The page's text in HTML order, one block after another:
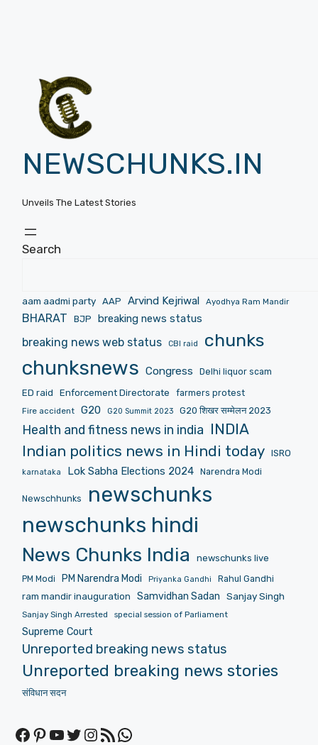
NEWSCHUNKS.IN
Unveils The Latest Stories
Search
aam aadmi party AAP Arvind Kejriwal Ayodhya Ram Mandir
BHARAT BJP breaking news status
breaking news web status CBI raid chunks
chunksnews Congress
Delhi liquor scam
ED raid
Enforcement Directorate farmers protest
Fire accident G20 G20 Summit 2023 G20 शिखर सम्मेलन 2023
Health and fitness news in india INDIA
Indian politics news in Hindi today
ISRO
karnataka Lok Sabha Elections 2024 Narendra Modi
Newschhunks
newschunks
newschunks hindi
News Chunks India
newschunks live
PM Modi
PM Narendra Modi Priyanka Gandhi
Rahul Gandhi
ram mandir inauguration
Samvidhan Sadan Sanjay Singh
Sanjay Singh Arrested special session of Parliament
Supreme Court
Unreported breaking news status
Unreported breaking news stories
संविधान सदन
Facebook
Pinterest
YouTube
Twitter
Instagram
RSS FeedWhatsApp